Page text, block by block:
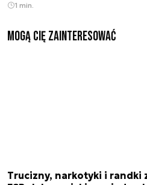
1 min.
Mogą Cię zainteresować
Trucizny, narkotyki i randki